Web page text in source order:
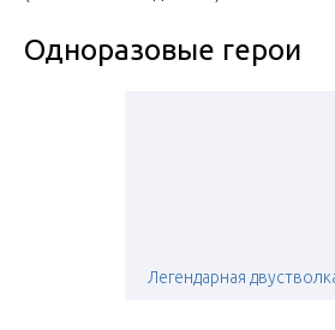
Одноразовые герои
Легендарная